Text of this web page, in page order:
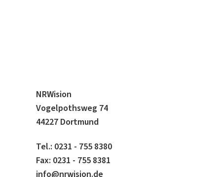
NRWision
Vogelpothsweg 74
44227 Dortmund
Tel.: 0231 - 755 8380
Fax: 0231 - 755 8381
info@nrwision.de